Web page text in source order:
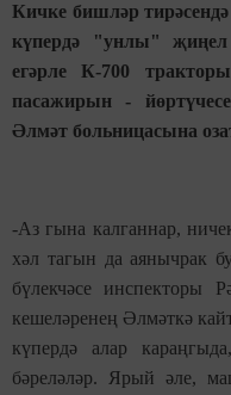
Кичке бишләр
күпердә "унлы"
егәрле К-700
пасажирын -
Әлмәт больницасына
-Аз гына калганнар,
хәл тагын да
бүлекчәсе
кешеләренең Әлмәткә
күпердә алар
бәреләләр. Ярый әле,